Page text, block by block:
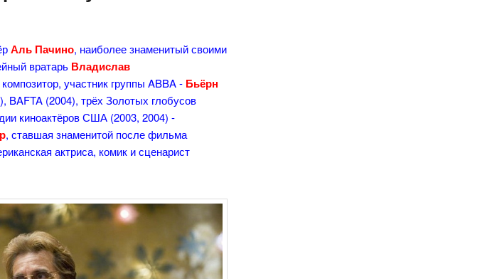
Аль Пачино, наиболее знаменитый своими
вратарь Владислав
участник группы ABBA - Бьёрн
BAFTA (2004), трёх Золотых глобусов
киноактёров США (2003, 2004) -
, ставшая знаменитой после фильма
актриса, комик и сценарист